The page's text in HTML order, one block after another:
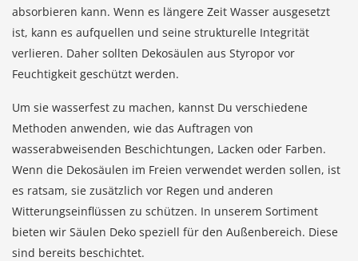
absorbieren kann. Wenn es längere Zeit Wasser ausgesetzt
ist, kann es aufquellen und seine strukturelle Integrität
verlieren. Daher sollten Dekosäulen aus Styropor vor
Feuchtigkeit geschützt werden.
Um sie wasserfest zu machen, kannst Du verschiedene
Methoden anwenden, wie das Auftragen von
wasserabweisenden Beschichtungen, Lacken oder Farben.
Wenn die Dekosäulen im Freien verwendet werden sollen, ist
es ratsam, sie zusätzlich vor Regen und anderen
Witterungseinflüssen zu schützen. In unserem Sortiment
bieten wir Säulen Deko speziell für den Außenbereich. Diese
sind bereits beschichtet.